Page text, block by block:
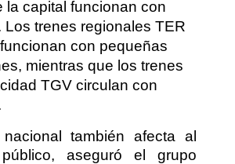
la capital funcionan con
Los trenes regionales TER
con pequeñas
mientras que los trenes
TGV circulan con
también afecta al
aseguró el grupo